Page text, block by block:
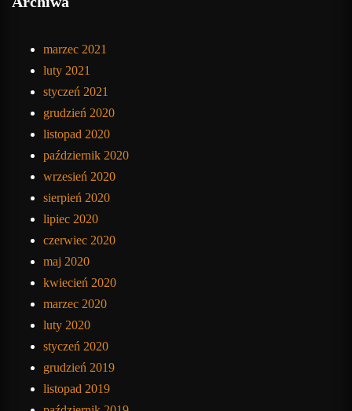
marzec 2021
luty 2021
styczeń 2021
grudzień 2020
listopad 2020
październik 2020
wrzesień 2020
sierpień 2020
lipiec 2020
czerwiec 2020
maj 2020
kwiecień 2020
marzec 2020
luty 2020
styczeń 2020
grudzień 2019
listopad 2019